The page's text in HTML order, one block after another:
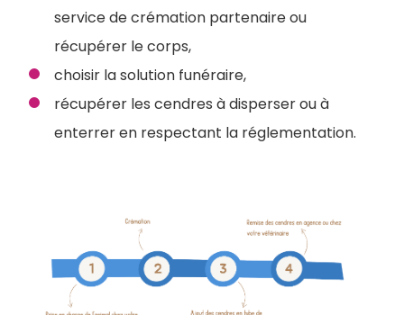
service de crémation partenaire ou
récupérer le corps,
choisir la solution funéraire,
récupérer les cendres à disperser ou à
enterrer en respectant la réglementation.